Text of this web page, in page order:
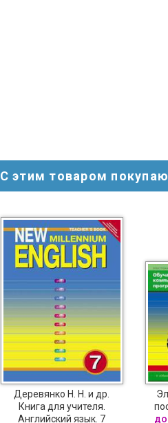
С этим товаром
Деревянко Н. Н. и др.
Книга для учителя.
Английский язык. 7